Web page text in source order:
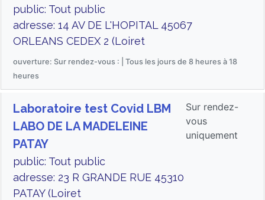
public: Tout public
adresse: 14 AV DE L'HOPITAL 45067
ORLEANS CEDEX 2 (Loiret
ouverture: Sur rendez-vous : | Tous les jours de 8 heures à 18
heures
Laboratoire test Covid LBM
LABO DE LA MADELEINE
PATAY
public: Tout public
adresse: 23 R GRANDE RUE 45310
PATAY (Loiret
Sur rendez-
vous
uniquement